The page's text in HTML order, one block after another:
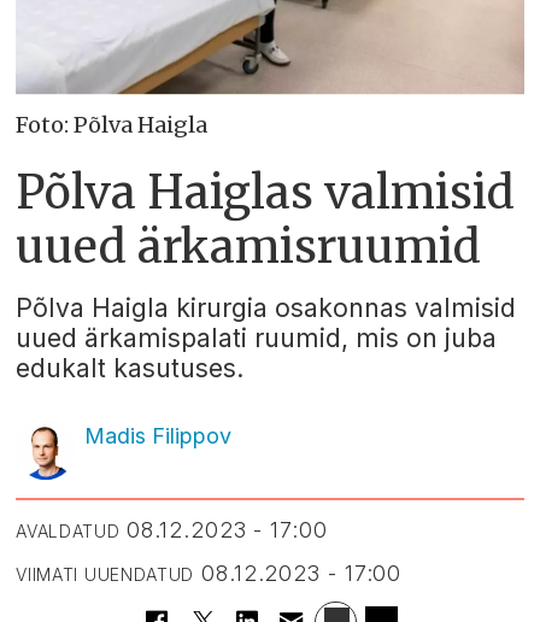
Foto: Põlva Haigla
Põlva Haiglas valmisid
uued ärkamisruumid
Põlva Haigla kirurgia osakonnas valmisid
uued ärkamispalati ruumid, mis on juba
edukalt kasutuses.
Madis Filippov
AVALDATUD 08.12.2023 - 17:00
VIIMATI UUENDATUD 08.12.2023 - 17:00